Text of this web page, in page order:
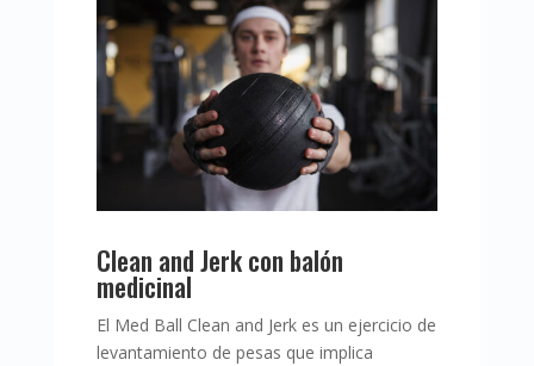
Clean and Jerk con balón
medicinal
El Med Ball Clean and Jerk es un ejercicio de
levantamiento de pesas que implica